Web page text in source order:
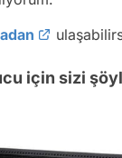
için sizi